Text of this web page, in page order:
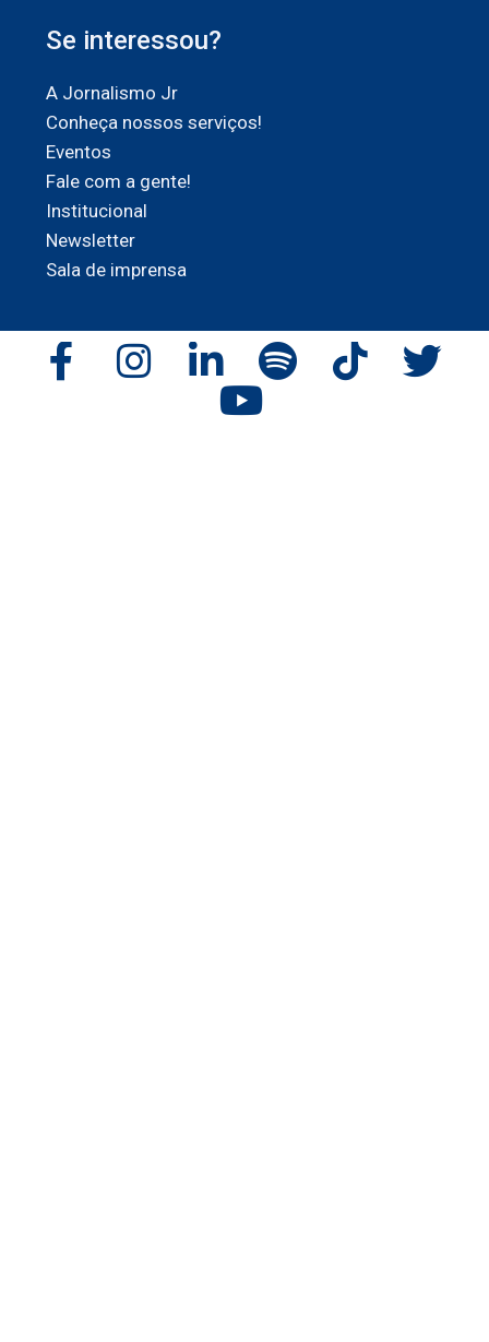
Se interessou?
A Jornalismo Jr
Conheça nossos serviços!
Eventos
Fale com a gente!
Institucional
Newsletter
Sala de imprensa